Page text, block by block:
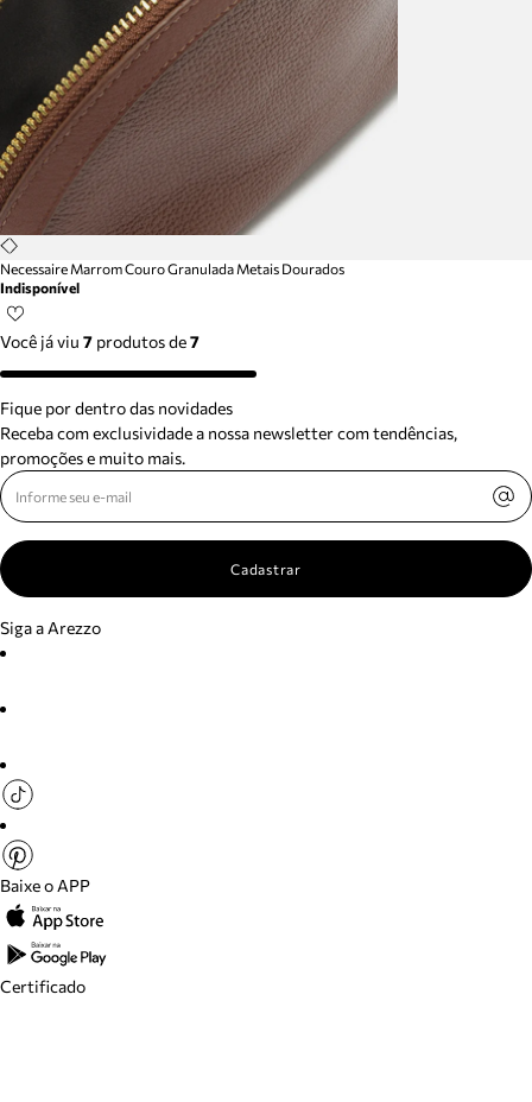
Necessaire Marrom Couro Granulada Metais Dourados
Indisponível
Você já viu 7 produtosde7
Fique por dentro das novidades
Receba com exclusividade a nossa newsletter com tendências,
promoções e muito mais.
Cadastrar
Siga a Arezzo
Baixe o APP
Certificado